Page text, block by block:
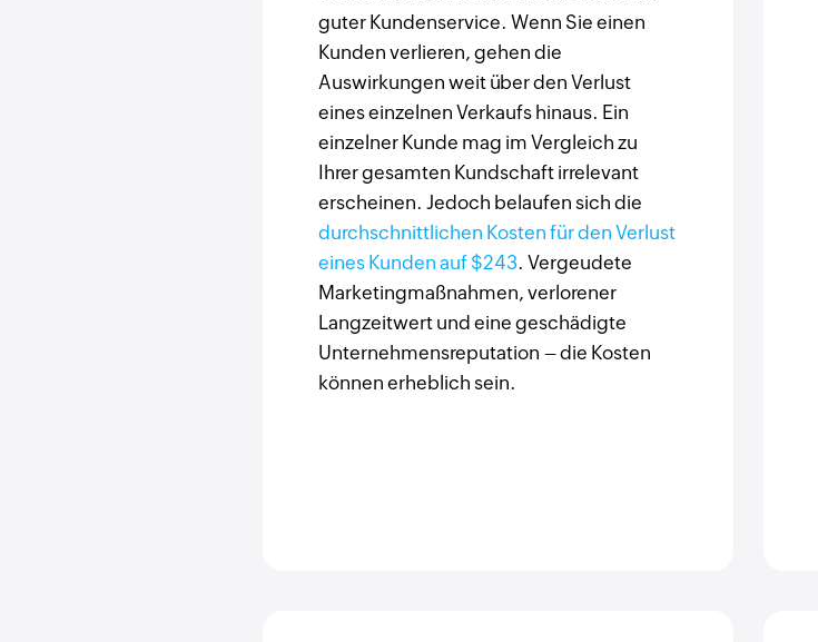
guter Kundenservice. Wenn Sie einen
Kunden verlieren, gehen die
Auswirkungen weit über den Verlust
eines einzelnen Verkaufs hinaus. Ein
einzelner Kunde mag im Vergleich zu
Ihrer gesamten Kundschaft irrelevant
erscheinen. Jedoch belaufen sich die
durchschnittlichen Kosten für den Verlust
eines Kunden auf $243. Vergeudete
Marketingmaßnahmen, verlorener
Langzeitwert und eine geschädigte
Unternehmensreputation – die Kosten
können erheblich sein.